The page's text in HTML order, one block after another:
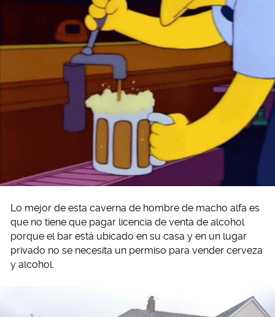
Lo mejor de esta caverna de hombre de macho alfa es
que no tiene que pagar licencia de venta de alcohol
porque el bar está ubicado en su casa y en un lugar
privado no se necesita un permiso para vender cerveza
y alcohol.